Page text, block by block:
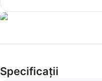
Cel mai mic preț!
56,86 LEI
Specificații